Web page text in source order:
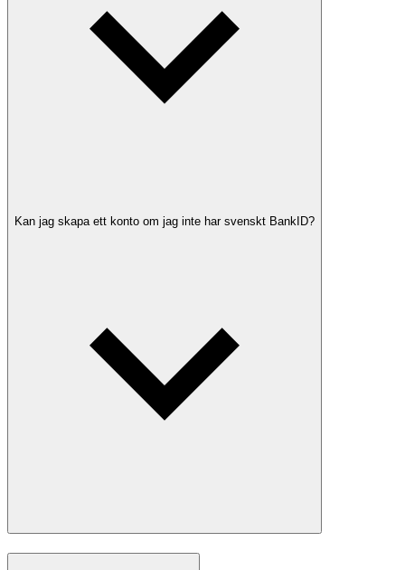
Kan jag skapa ett konto om jag inte har svenskt BankID?